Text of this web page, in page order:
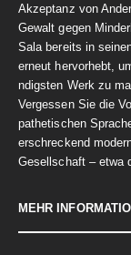
Akzeptanz von
Gewalt gegen
Sala bereits in
erneut hervorhebt,
ndigsten Werk zu
Vergessen Sie die
pathetischen
erschreckend
Gesellschaft – etwa
MEHR